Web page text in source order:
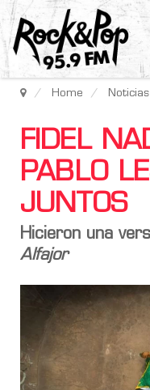
Home Noticias
FIDEL
PABLO
JUNTOS
Hicieron una
Alfajor